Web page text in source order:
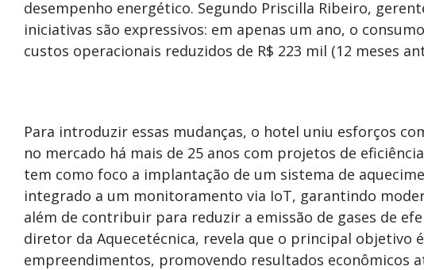
desempenho energético. Segundo Priscilla Ribeiro,
iniciativas são expressivos: em apenas um ano, o
custos operacionais reduzidos de R$ 223 mil (12 meses
Para introduzir essas mudanças, o hotel uniu esforços
no mercado há mais de 25 anos com projetos de
tem como foco a implantação de um sistema de
integrado a um monitoramento via IoT, garantindo
além de contribuir para reduzir a emissão de gases de
diretor da Aquecetécnica, revela que o principal
empreendimentos, promovendo resultados econômicos